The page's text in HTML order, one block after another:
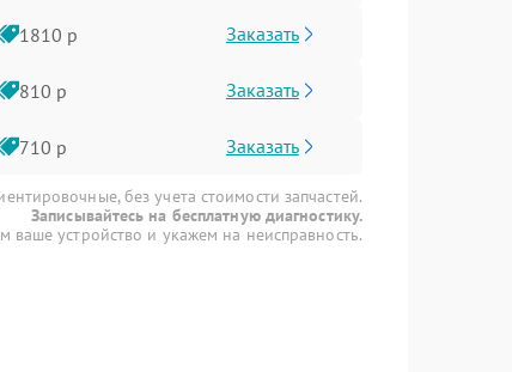
1810 р Заказать
810 р Заказать
710 р Заказать
без учета стоимости запчастей.
Записывайтесь на бесплатную диагностику.
ваше устройство и укажем на неисправность.